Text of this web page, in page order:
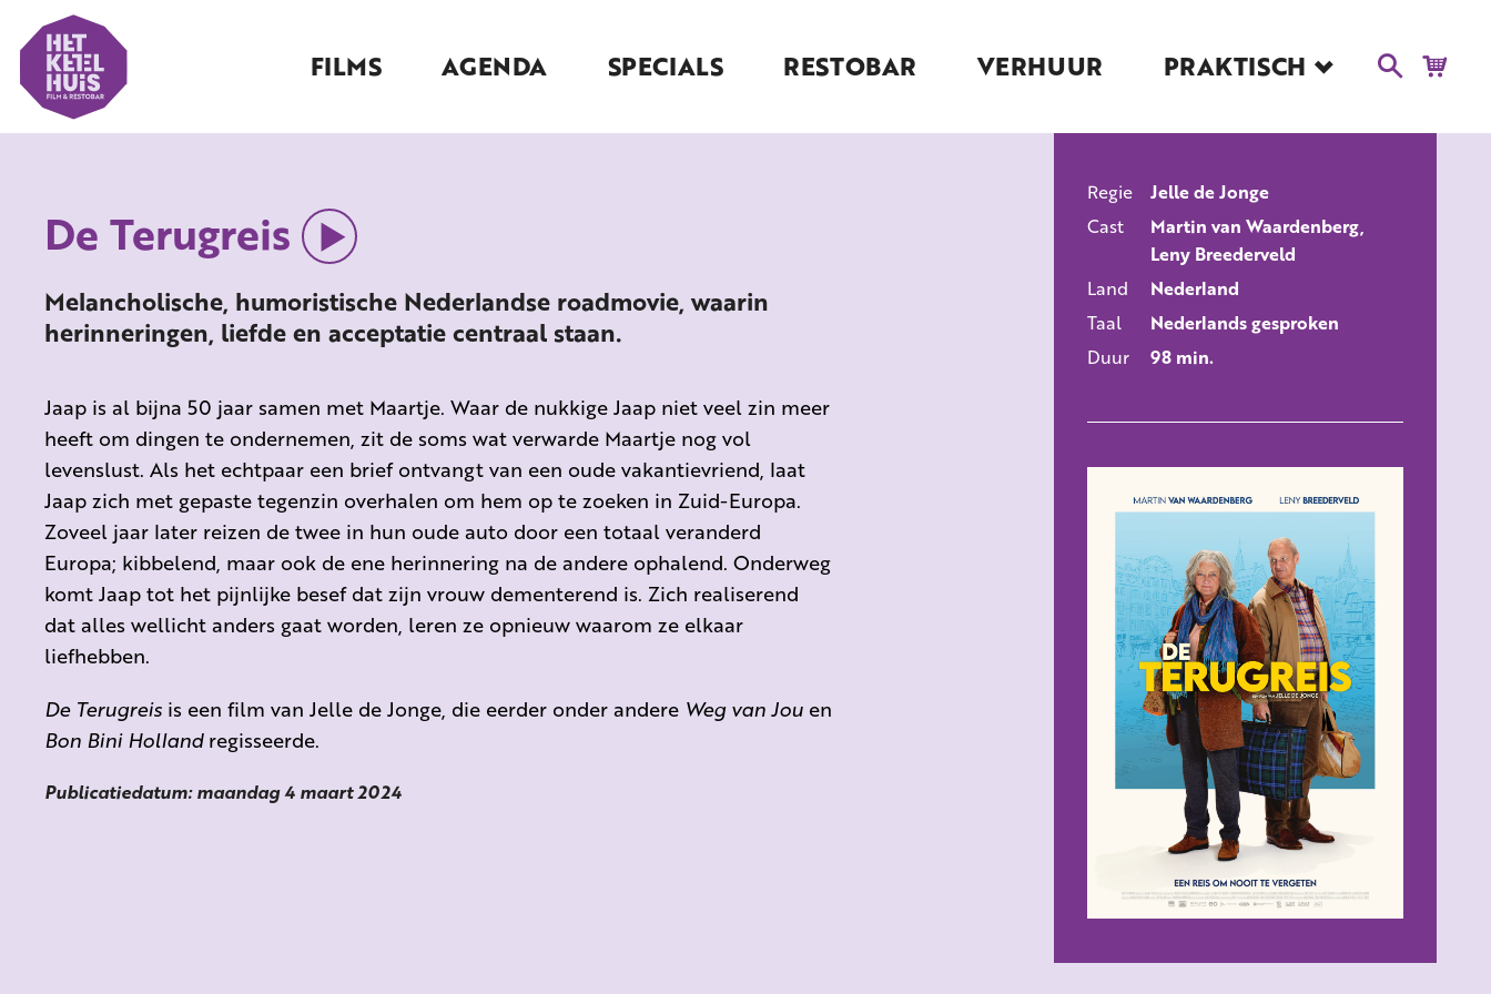
FILMS AGENDA SPECIALS RESTOBAR VERHUUR PRAKTISCH
Blog
Educatie
Kaartverkoop en
Tarieven
Over Het Ketelhuis
De Terugreis
Melancholische, humoristische Nederlandse roadmovie, waarin
herinneringen, liefde en acceptatie centraal staan.
Jaap is al bijna 50 jaar samen met Maartje. Waar de nukkige Jaap niet veel zin meer
heeft om dingen te ondernemen, zit de soms wat verwarde Maartje nog vol
levenslust. Als het echtpaar een brief ontvangt van een oude vakantievriend, laat
Jaap zich met gepaste tegenzin overhalen om hem op te zoeken in Zuid-Europa.
Zoveel jaar later reizen de twee in hun oude auto door een totaal veranderd
Europa; kibbelend, maar ook de ene herinnering na de andere ophalend. Onderweg
komt Jaap tot het pijnlijke besef dat zijn vrouw dementerend is. Zich realiserend
dat alles wellicht anders gaat worden, leren ze opnieuw waarom ze elkaar
liefhebben.
De Terugreis is een film van Jelle de Jonge, die eerder onder andere Weg van Jou en
Bon Bini Hollandregisseerde.
Publicatiedatum: maandag 4 maart 2024
ALLE FILMS
Regie
Jelle de Jonge
Cast
Martin van Waardenberg,
Leny Breederveld
Land
Nederland
Taal
Nederlands gesproken
Duur
98 min.